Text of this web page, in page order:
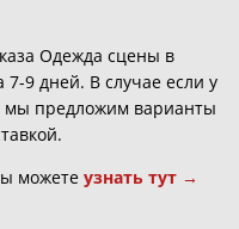
Одежда сцены в
7-9 дней. В случае если у
мы предложим варианты
можете узнать тут →